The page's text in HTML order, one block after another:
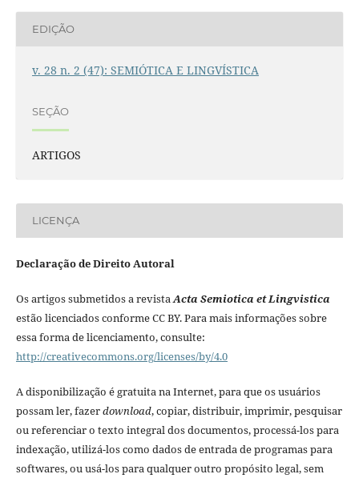
EDIÇÃO
v. 28 n. 2 (47): SEMIÓTICA E LINGVÍSTICA
SEÇÃO
ARTIGOS
LICENÇA
Declaração de Direito Autoral
Os artigos submetidos a revistaActa Semiotica et Lingvistica
estão licenciados conforme CC BY. Para mais informações sobre
essa forma de licenciamento, consulte:
http://creativecommons.org/licenses/by/4.0
A disponibilização é gratuita na Internet, para que os usuários
possam ler, fazerdownload, copiar, distribuir, imprimir, pesquisar
ou referenciar o texto integral dos documentos, processá-los para
indexação, utilizá-los como dados de entrada de programas para
softwares, ou usá-los para qualquer outro propósito legal, sem